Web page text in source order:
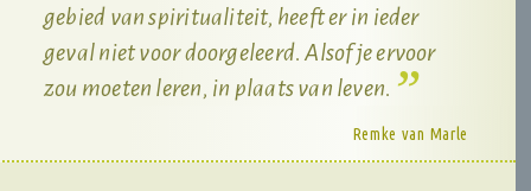
gebied van spiritualiteit, heeft er in ieder
geval niet voor doorgeleerd. Alsof je ervoor
zou moeten leren, in plaats van leven.
Remke van Marle